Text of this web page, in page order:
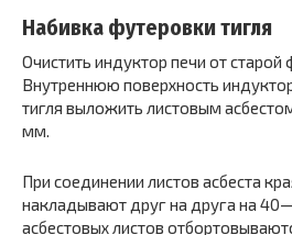
Набивка футеровки тигля
Очистить индуктор печи от старой
Внутреннюю поверхность
тигля выложить листовым
мм.
При соединении листов асбеста
накладывают друг на друга на
асбестовых листов